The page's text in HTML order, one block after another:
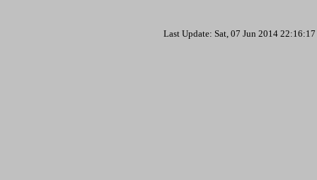
Last Update: Sat, 07 Jun 2014